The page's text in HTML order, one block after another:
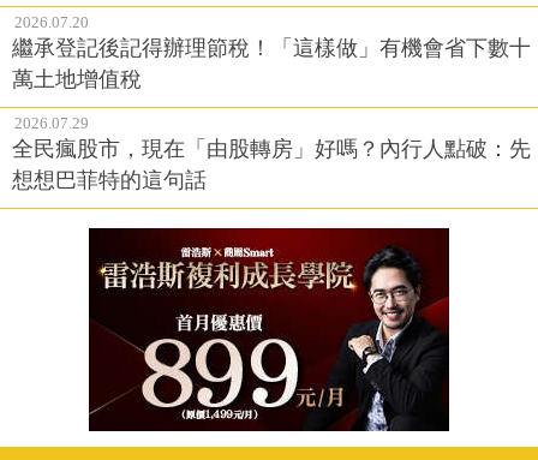
2026.07.20
繼承登記後記得辦理節稅！「這樣做」有機會省下數十
萬土地增值稅
2026.07.29
全民瘋股市，現在「由股轉房」好嗎？內行人點破：先
想想巴菲特的這句話